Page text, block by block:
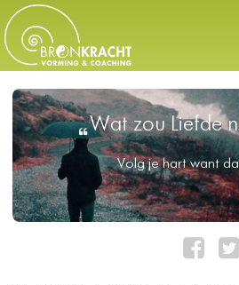
Wat zou Liefde
Volg je hart want